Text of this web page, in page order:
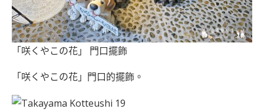
「咲くやこの花」 門口擺飾
「咲くやこの花」門口的擺飾。